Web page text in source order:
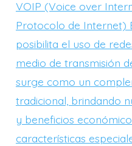
VOIP (Voice over
Protocolo de Internet)
posibilita el uso de
medio de transmisión
surge como un
tradicional, brindando
y beneficios
características